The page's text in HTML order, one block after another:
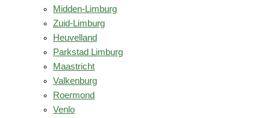
Midden-Limburg
Zuid-Limburg
Heuvelland
Parkstad Limburg
Maastricht
Valkenburg
Roermond
Venlo